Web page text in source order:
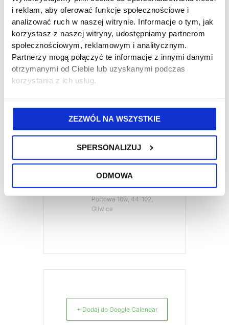
i reklam, aby oferować funkcje społecznościowe i
analizować ruch w naszej witrynie. Informacje o tym, jak
korzystasz z naszej witryny, udostępniamy partnerom
społecznościowym, reklamowym i analitycznym.
Partnerzy mogą połączyć te informacje z innymi danymi
otrzymanymi od Ciebie lub uzyskanymi podczas
korzystania z ich usług.
ZEZWÓL NA WSZYSTKIE
SPERSONALIZUJ
ODMOWA
DATA
17-07-26
Zakończone
KOSZT
1079,00zł
LOKALIZACJA
OSZ Welder
Portowa 16w, 44-102,
Gliwice
+ Dodaj do Google Calendar